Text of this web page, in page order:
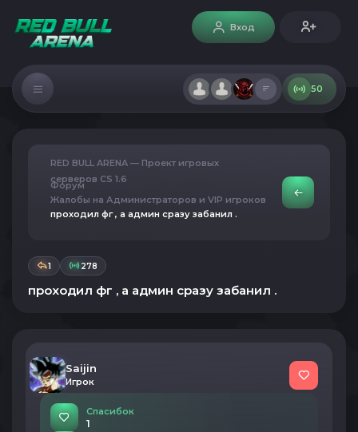
Вход
50
RED BULL ARENA — Проект игровых
серверов CS 1.6
Форум
Жалобы на Администраторов и VIP игроков
проходил фг , а админ сразу забанил .
1 278
проходил фг , а админ сразу забанил .
Saijin
Игрок
Спасибок
1